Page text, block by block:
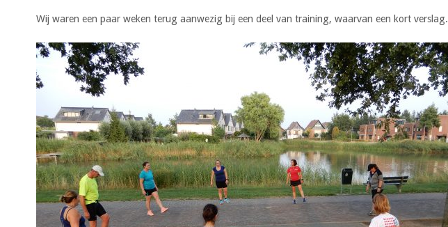
Wij waren een paar weken terug aanwezig bij een deel van training, waarvan een kort verslag.